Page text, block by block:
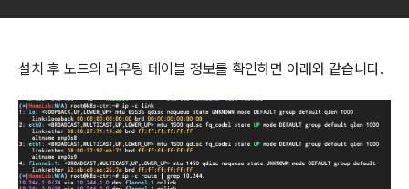
설치 후 노드의 라우팅 테이블 정보를 확인하면 아래와 같습니다.